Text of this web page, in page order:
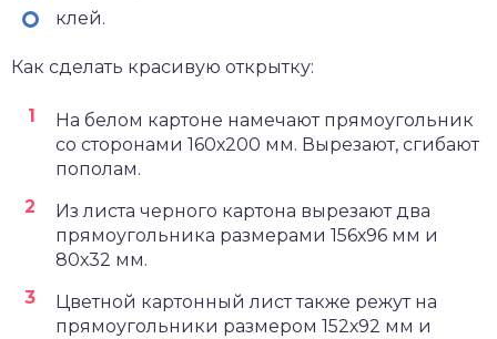
клей.
Как сделать красивую открытку:
На белом картоне намечают прямоугольник
со сторонами 160х200 мм. Вырезают, сгибают
пополам.
Из листа черного картона вырезают два
прямоугольника размерами 156х96 мм и
80х32 мм.
Цветной картонный лист также режут на
прямоугольники размером 152х92 мм и